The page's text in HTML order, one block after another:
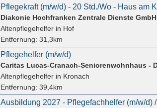
Diakonie Hochfranken Zentrale Dienste GmbH
Altenpflegehelferin Hof
Entfernung: 31,3km
Pflegehelfer (m/w/d)
Altenpflegehelferin Kronach
Entfernung: 39,4km